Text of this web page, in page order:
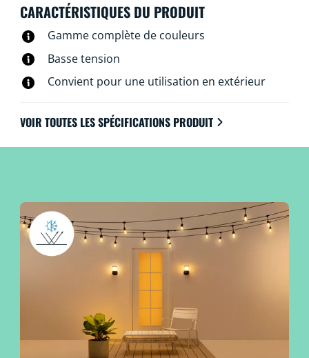
aligner jusqu'à cinq spots pour améliorer votre
détente.
CARACTÉRISTIQUES DU PRODUIT
Gamme complète de couleurs
Basse tension
Convient pour une utilisation en extérieur
VOIR TOUTES LES SPÉCIFICATIONS PRODUIT